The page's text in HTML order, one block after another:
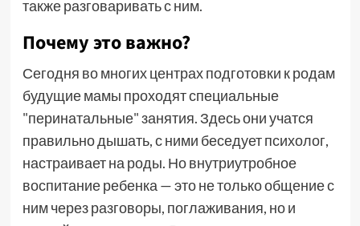
также разговаривать с ним.
Почему это важно?
Сегодня во многих центрах подготовки к родам
будущие мамы проходят специальные
"перинатальные" занятия. Здесь они учатся
правильно дышать, с ними беседует психолог,
настраивает на роды. Но внутриутробное
воспитание ребенка — это не только общение с
ним через разговоры, поглаживания, но и